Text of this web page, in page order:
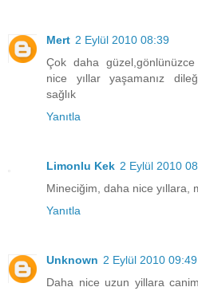
Mert 2 Eylül 2010 08:39
Çok daha
nice yıllar yaşamanız
sağlık
Yanıtla
Limonlu Kek 2 Eylül 2010
Mineciğim, daha nice yıllara,
Yanıtla
Unknown 2 Eylül 2010 09:49
Daha nice uzun yillara